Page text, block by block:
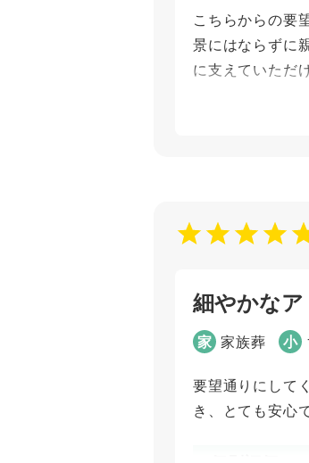
ご葬儀担当
こちらからの要
景にはならずに
に支えていただ
ご葬儀担当
清
細やかな
家 家族葬 小
要望通りにして
き、とても安心